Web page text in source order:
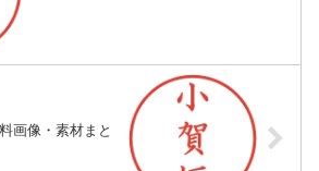
画像・素材まと